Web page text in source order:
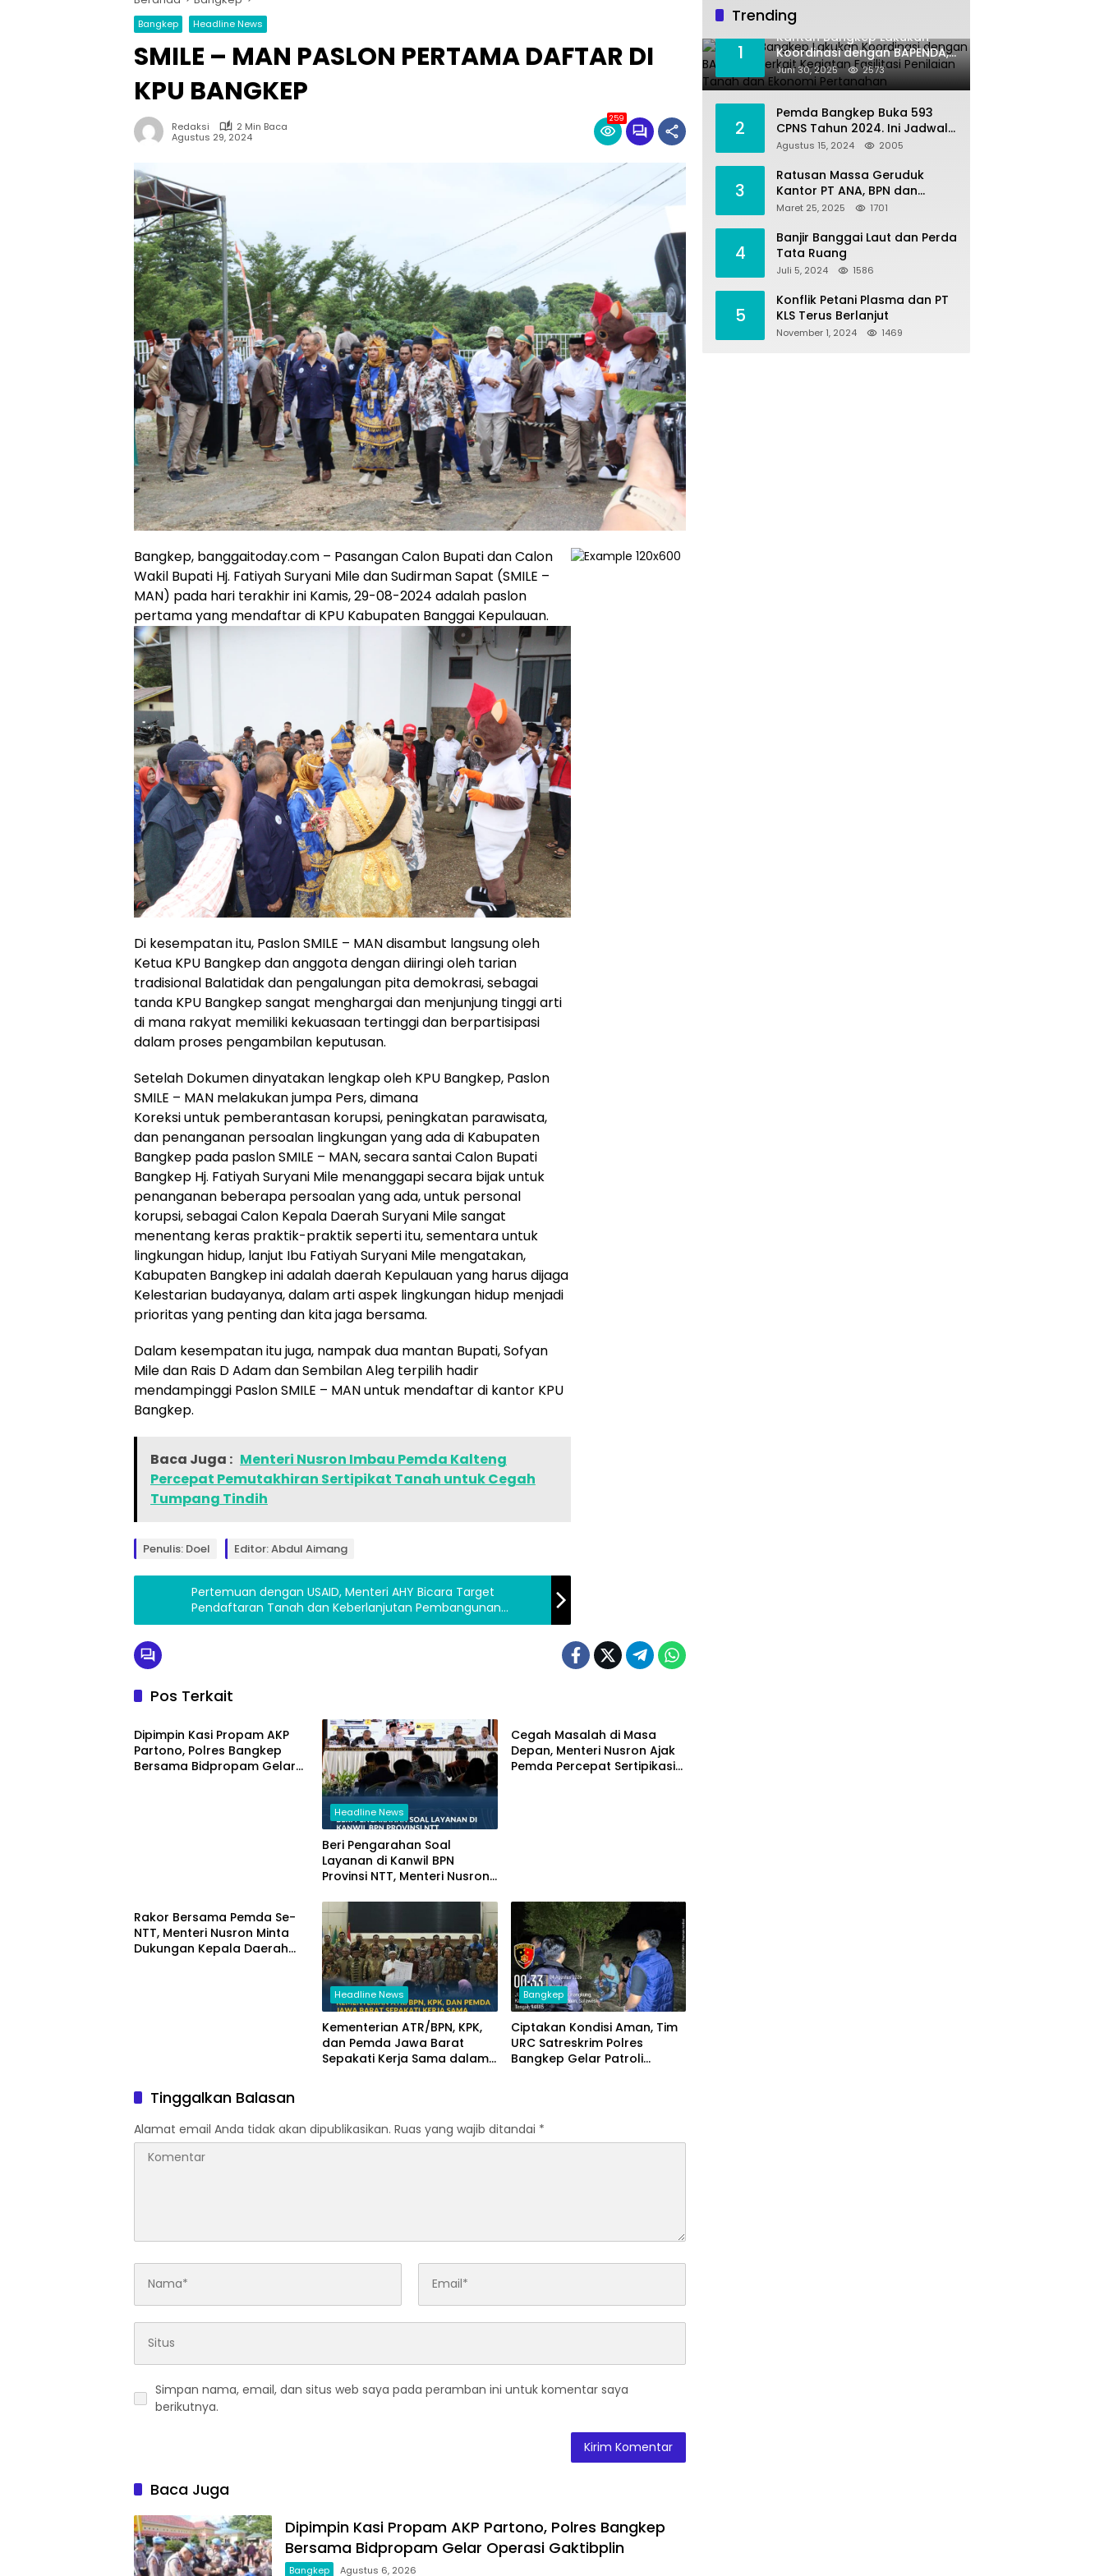
Bangkep Headline News
SMILE – MAN PASLON PERTAMA DAFTAR DI
KPU BANGKEP
Redaksi
2 Min Baca
Agustus 29, 2024
259
Bangkep, banggaitoday.com – Pasangan Calon Bupati dan Calon
Wakil Bupati Hj. Fatiyah Suryani Mile dan Sudirman Sapat (SMILE –
MAN) pada hari terakhir ini Kamis, 29-08-2024 adalah paslon
pertama yang mendaftar di KPU Kabupaten Banggai Kepulauan.
Di kesempatan itu, Paslon SMILE – MAN disambut langsung oleh
Ketua KPU Bangkep dan anggota dengan diiringi oleh tarian
tradisional Balatidak dan pengalungan pita demokrasi, sebagai
tanda KPU Bangkep sangat menghargai dan menjunjung tinggi arti
di mana rakyat memiliki kekuasaan tertinggi dan berpartisipasi
dalam proses pengambilan keputusan.
Setelah Dokumen dinyatakan lengkap oleh KPU Bangkep, Paslon
SMILE – MAN melakukan jumpa Pers, dimana
Koreksi untuk pemberantasan korupsi, peningkatan parawisata,
dan penanganan persoalan lingkungan yang ada di Kabupaten
Bangkep pada paslon SMILE – MAN, secara santai Calon Bupati
Bangkep Hj. Fatiyah Suryani Mile menanggapi secara bijak untuk
penanganan beberapa persoalan yang ada, untuk personal
korupsi, sebagai Calon Kepala Daerah Suryani Mile sangat
menentang keras praktik-praktik seperti itu, sementara untuk
lingkungan hidup, lanjut Ibu Fatiyah Suryani Mile mengatakan,
Kabupaten Bangkep ini adalah daerah Kepulauan yang harus dijaga
Kelestarian budayanya, dalam arti aspek lingkungan hidup menjadi
prioritas yang penting dan kita jaga bersama.
Dalam kesempatan itu juga, nampak dua mantan Bupati, Sofyan
Mile dan Rais D Adam dan Sembilan Aleg terpilih hadir
mendampinggi Paslon SMILE – MAN untuk mendaftar di kantor KPU
Bangkep.
Baca Juga : Menteri Nusron Imbau Pemda Kalteng
Percepat Pemutakhiran Sertipikat Tanah untuk Cegah
Tumpang Tindih
Penulis: Doel Editor: Abdul Aimang
Pertemuan dengan USAID, Menteri AHY Bicara Target
Pendaftaran Tanah dan Keberlanjutan Pembangunan
Indonesia
Pos Terkait
Bangkep
Dipimpin Kasi Propam AKP
Partono, Polres Bangkep
Bersama Bidpropam Gelar
Headline News
Beri Pengarahan Soal
Layanan di Kanwil BPN
Provinsi NTT, Menteri Nusron:
Masyarakat
Cegah Masalah di Masa
Depan, Menteri Nusron Ajak
Pemda Percepat Sertipikasi
Rakor Bersama Pemda Se-
NTT, Menteri Nusron Minta
Dukungan Kepala Daerah
Headline News
Kementerian ATR/BPN, KPK,
dan Pemda Jawa Barat
Sepakati Kerja Sama dalam
Bangkep
Ciptakan Kondisi Aman, Tim
URC Satreskrim Polres
Bangkep Gelar Patroli
Tinggalkan Balasan
Alamat email Anda tidak akan dipublikasikan. Ruas yang wajib ditandai *
Simpan nama, email, dan situs web saya pada peramban ini untuk komentar saya
berikutnya.
Baca Juga
Dipimpin Kasi Propam AKP Partono, Polres Bangkep
Bersama Bidpropam Gelar Operasi Gaktibplin
Bangkep Agustus 6, 2026
Trending
1
Kantah Bangkep Lakukan
Koordinasi dengan BAPENDA,
Terkait Kegiatan Fasilitasi
Penilaian Tanah dan Ekonomi
Juni 30, 2025 2573
2
Pemda Bangkep Buka 593
CPNS Tahun 2024. Ini Jadwal
Seleksi Pengadaannya
Agustus 15, 2024 2005
3
Ratusan Massa Geruduk
Kantor PT ANA, BPN dan
Polres Morut, Ini Tuntutannya
Maret 25, 2025 1701
4
Banjir Banggai Laut dan Perda
Tata Ruang
Juli 5, 2024 1586
5
Konflik Petani Plasma dan PT
KLS Terus Berlanjut
November 1, 2024 1469